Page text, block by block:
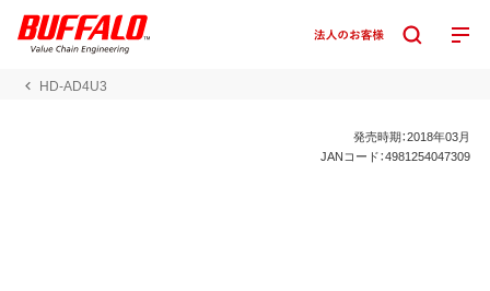
HD-AD4U3
発売時期：2018年03月
JANコード：4981254047309